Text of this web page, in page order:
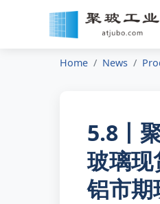
Home News
5.8丨
玻璃现
铝市期